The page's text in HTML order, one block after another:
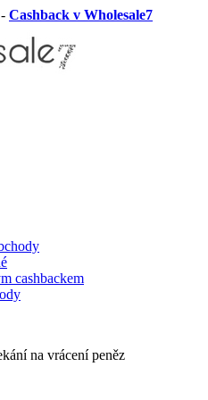
- Cashback v Wholesale7
cashbackem
na vrácení peněz